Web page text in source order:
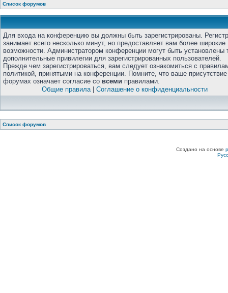
Список форумов
Для входа на конференцию вы должны быть зарегистрированы.
занимает всего несколько минут, но предоставляет вам более широкие
возможности. Администратором конференции могут быть установлены
дополнительные привилегии для зарегистрированных пользователей.
Прежде чем зарегистрироваться, вам следует ознакомиться с
политикой, принятыми на конференции. Помните, что ваше
форумах означает согласие со всеми правилами.
Общие правила| Соглашение о конфиденциальности
Список форумов
Создано на основе